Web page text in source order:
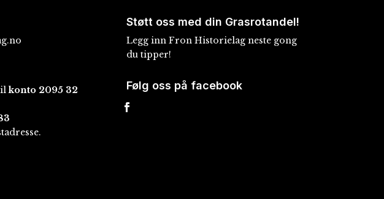
konto 2095 32
Støtt oss med din Grasrotandel!
Legg inn Fron Historielag neste gong
du tipper!
Følg oss på facebook